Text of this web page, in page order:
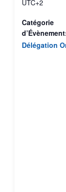
UTC+2
Catégorie
Délégation